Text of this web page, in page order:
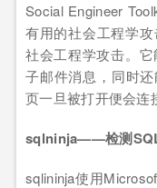
Social Engineer
有用的社会工程学
社会工程学攻击。
子邮件消息，同时
页一旦被打开便会连
sqlninja——检测
sqlininja使用